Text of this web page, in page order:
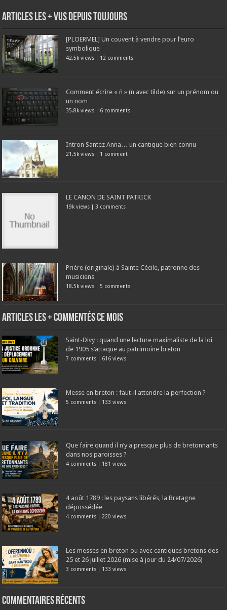
Articles les + vus depuis toujours
[PLOERMEL] Un couvent à vendre pour l’euro
symbolique
42.5k views | 12 comments
Comment écrire « ñ » (n avec tilde) sur un prénom ou
un nom
35.8k views | 6 comments
Intron Santez Anna… un cantique bien connu
21.5k views | 1 comment
LE CANON DE SAINT PATRICK
19k views | 3 comments
Prière (originale) à Sainte Cécile, patronne des
musiciens
18.5k views |5 comments
Articles les + commentés ce mois
Saint-Divy : quand une lecture maximaliste de la loi
de 1905 s’attaque au patrimoine breton
7 comments | 616 views
Messe en breton : faut-il attendre la perfection ?
5 comments | 133 views
Que faire quand il n’y a presque plus de bretonnants
dans nos paroisses ?
4 comments | 181 views
4 août 1789 : les paysans libérés, la Bretagne
dépossédée
4 comments | 220 views
Les messes en breton ou avec cantiques bretons des
25 et 26 juillet 2026 (mise à jour du 24/07/2026)
3 comments | 133 views
Commentaires récents